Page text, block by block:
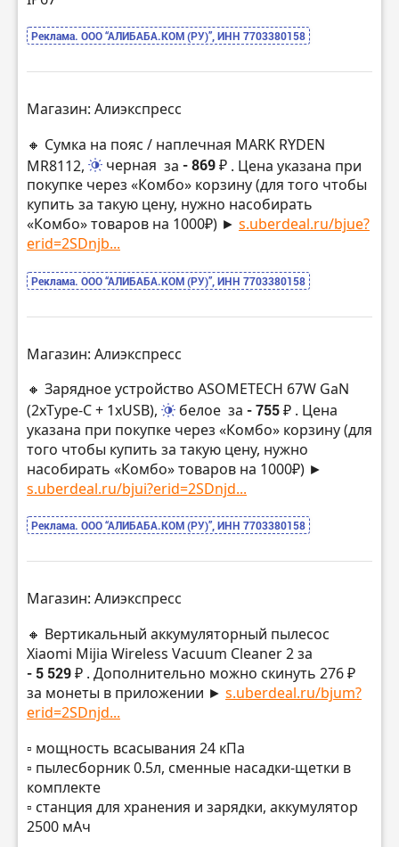
Реклама. ООО “АЛИБАБА.КОМ (РУ)”, ИНН 7703380158
Магазин: Алиэкспресс
🔸 Сумка на пояс / наплечная MARK RYDEN
MR8112,
черная за - 869 ₽ . Цена указана при
покупке через «Комбо» корзину (для того чтобы
купить за такую цену, нужно насобирать
«Комбо» товаров на 1000₽) ► s.uberdeal.ru/bjue?
erid=2SDnjb...
Реклама. ООО “АЛИБАБА.КОМ (РУ)”, ИНН 7703380158
Магазин: Алиэкспресс
🔸 Зарядное устройство ASOMETECH 67W GaN
(2xType-C + 1xUSB),
белое за - 755 ₽ . Цена
указана при покупке через «Комбо» корзину (для
того чтобы купить за такую цену, нужно
насобирать «Комбо» товаров на 1000₽) ►
s.uberdeal.ru/bjui?erid=2SDnjd...
Реклама. ООО “АЛИБАБА.КОМ (РУ)”, ИНН 7703380158
Магазин: Алиэкспресс
🔸 Вертикальный аккумуляторный пылесос
Xiaomi Mijia Wireless Vacuum Cleaner 2 за
- 5 529 ₽ . Дополнительно можно скинуть 276 ₽
за монеты в приложении ► s.uberdeal.ru/bjum?
erid=2SDnjd...
▫️ мощность всасывания 24 кПа
▫️ пылесборник 0.5л, сменные насадки-щетки в
комплекте
▫️ станция для хранения и зарядки, аккумулятор
2500 мАч